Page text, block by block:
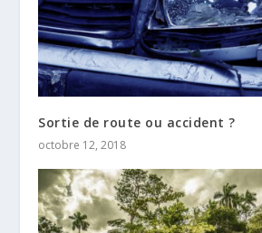
Sortie de route ou accident ?
octobre 12, 2018